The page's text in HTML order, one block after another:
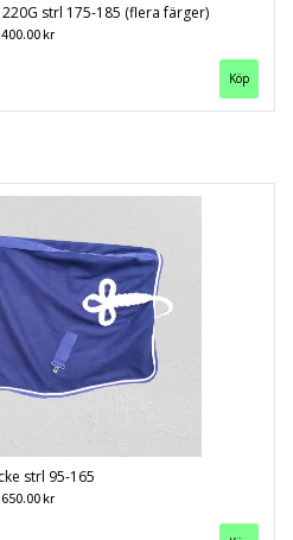
strl 175-185 (flera färger)
400.00 kr
Köp
strl 95-165
650.00 kr